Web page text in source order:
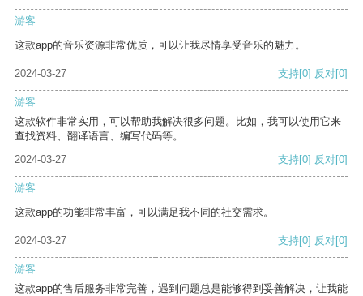
游客
这款app的音乐资源非常优质，可以让我尽情享受音乐的魅力。
2024-03-27 支持[0] 反对[0]
游客
这款软件非常实用，可以帮助我解决很多问题。比如，我可以使用它来
查找资料、翻译语言、编写代码等。
2024-03-27
支持[0] 反对[0]
游客
这款app的功能非常丰富，可以满足我不同的社交需求。
2024-03-27 支持[0] 反对[0]
游客
这款app的售后服务非常完善，遇到问题总是能够得到妥善解决，让我能